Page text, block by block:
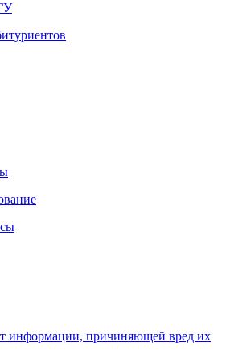
информации, причиняющей вред их